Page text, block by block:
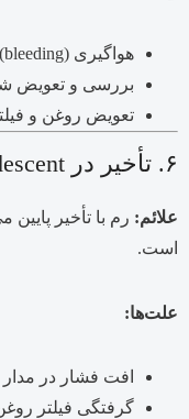
هواگیری (bleeding) کامل سیستم هیدرولیک
بررسی و تعویض
تعویض روغن و
۶. تأخیر در descent یا کندی حرکت رم
علائم: رم با تأخیر
است.
علت‌ها:
افت فشار در مدار
گرفتگی فیلتر